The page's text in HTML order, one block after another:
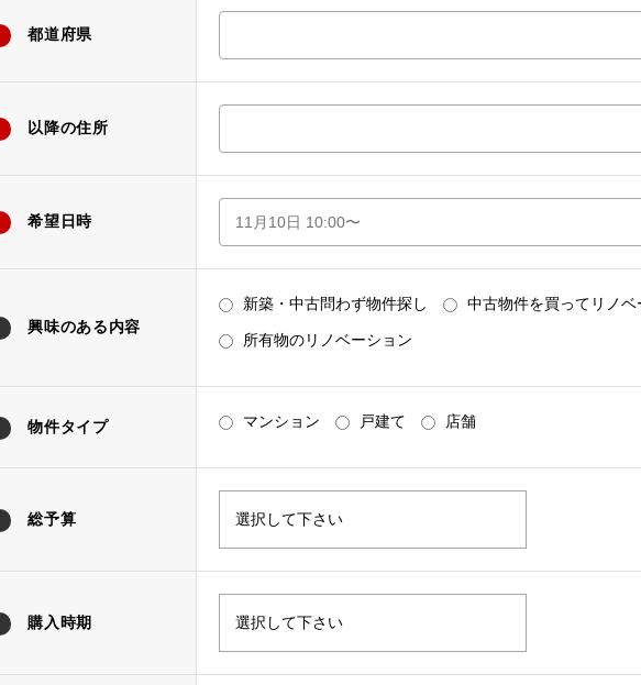
都道府県
以降の住所
希望日時
興味のある内容
新築・中古問わず物件探し 中古物件を買ってリノベ
所有物のリノベーション
物件タイプ マンション 戸建て 店舗
総予算
購入時期